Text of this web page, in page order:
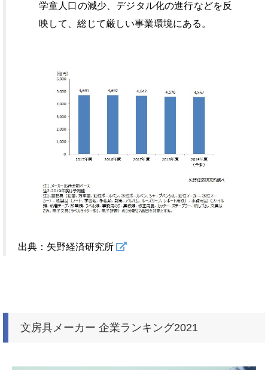
学童人口の減少、デジタル化の進行などを反
映して、総じて厳しい事業環境にある。
出典：矢野経済研究所
文房具メーカー 企業ランキング2021